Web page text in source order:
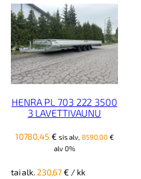
HENRA PL 703 222 3500
3 LAVETTIVAUNU
10780,45 € sis alv, 8590,00€
alv 0%
tai alk. 230,67€ / kk